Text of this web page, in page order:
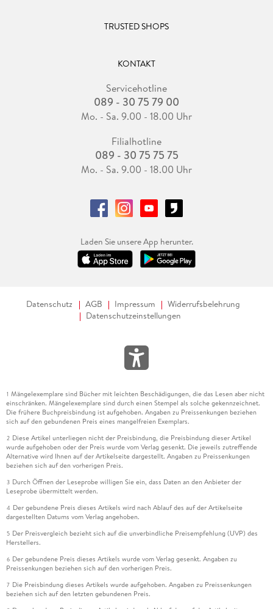
TRUSTED SHOPS
KONTAKT
Servicehotline
089 - 30 75 79 00
Mo. - Sa. 9.00 - 18.00 Uhr
Filialhotline
089 - 30 75 75 75
Mo. - Sa. 9.00 - 18.00 Uhr
Laden Sie unsere App herunter.
Datenschutz AGB Impressum
Widerrufsbelehrung
Datenschutzeinstellungen
1 Mängelexemplare sind Bücher mit leichten Beschädigungen, die das Lesen aber nicht
einschränken. Mängelexemplare sind durch einen Stempel als solche gekennzeichnet.
Die frühere Buchpreisbindung ist aufgehoben. Angaben zu Preissenkungen beziehen
sich auf den gebundenen Preis eines mangelfreien Exemplars.
2 Diese Artikel unterliegen nicht der Preisbindung, die Preisbindung dieser Artikel
wurde aufgehoben oder der Preis wurde vom Verlag gesenkt. Die jeweils zutreffende
Alternative wird Ihnen auf der Artikelseite dargestellt. Angaben zu Preissenkungen
beziehen sich auf den vorherigen Preis.
3 Durch Öffnen der Leseprobe willigen Sie ein, dass Daten an den Anbieter der
Leseprobe übermittelt werden.
4 Der gebundene Preis dieses Artikels wird nach Ablauf des auf der Artikelseite
dargestellten Datums vom Verlag angehoben.
5 Der Preisvergleich bezieht sich auf die unverbindliche Preisempfehlung (UVP) des
Herstellers.
6 Der gebundene Preis dieses Artikels wurde vom Verlag gesenkt. Angaben zu
Preissenkungen beziehen sich auf den vorherigen Preis.
7 Die Preisbindung dieses Artikels wurde aufgehoben. Angaben zu Preissenkungen
beziehen sich auf den letzten gebundenen Preis.